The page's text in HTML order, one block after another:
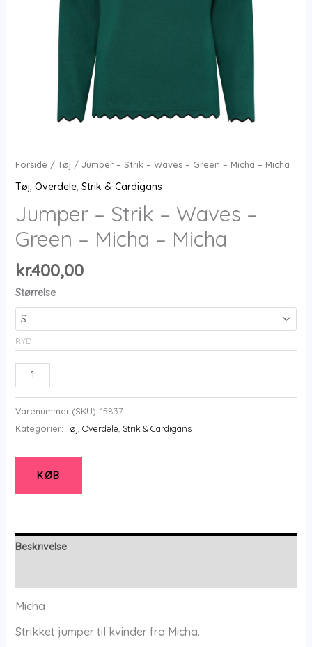
Forside /Tøj / Jumper – Strik – Waves – Green – Micha – Micha
Tøj, Overdele, Strik & Cardigans
Jumper – Strik – Waves –
Green – Micha – Micha
kr.400,00
Størrelse
RYD
Jumper
-
Strik
-
-
Green
-
Micha
Varenummer (SKU): 15837
Kategorier: Tøj Overdele Strik & Cardigans
KØB
Beskrivelse
Micha
Strikket jumper til kvinder fra Micha.